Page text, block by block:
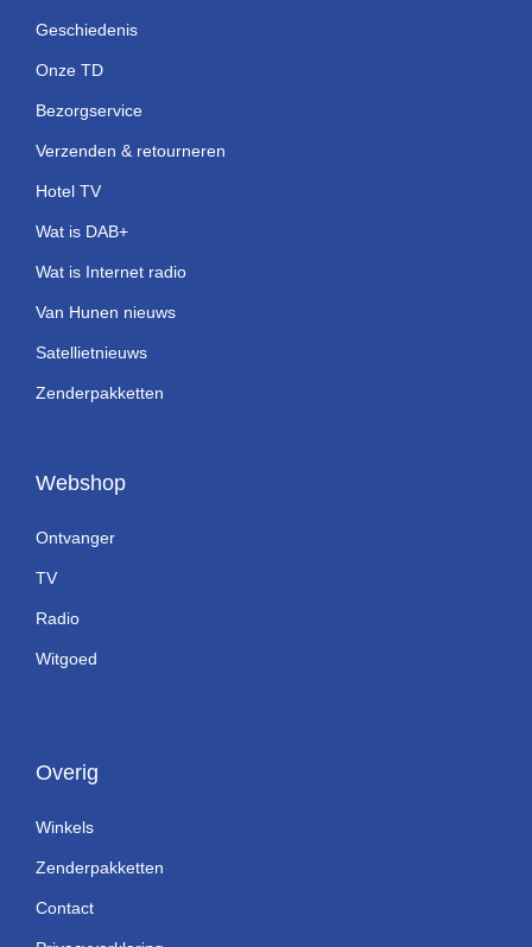
Geschiedenis
Onze TD
Bezorgservice
Verzenden & retourneren
Hotel TV
Wat is DAB+
Wat is Internet radio
Van Hunen nieuws
Satellietnieuws
Zenderpakketten
Webshop
Ontvanger
TV
Radio
Witgoed
Overig
Winkels
Zenderpakketten
Contact